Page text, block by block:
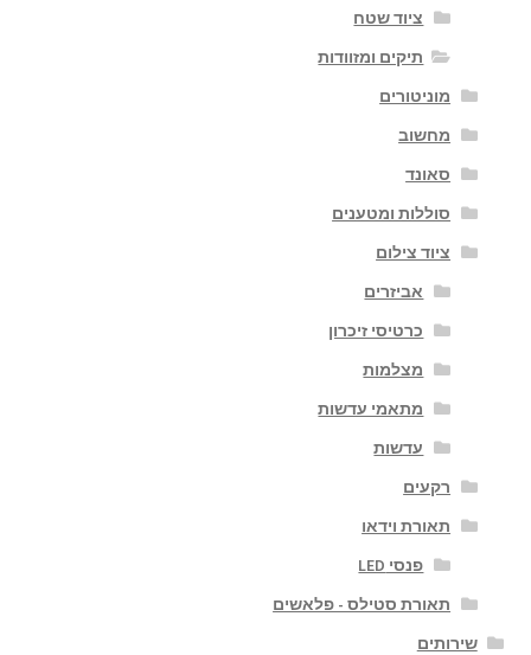
ציוד שטח
תיקים ומזוודות
מוניטורים
מחשוב
סאונד
סוללות ומטענים
ציוד צילום
אביזרים
כרטיסי זיכרון
מצלמות
מתאמי עדשות
עדשות
רקעים
תאורת וידאו
פנסי LED
תאורת סטילס - פלאשים
שירותים